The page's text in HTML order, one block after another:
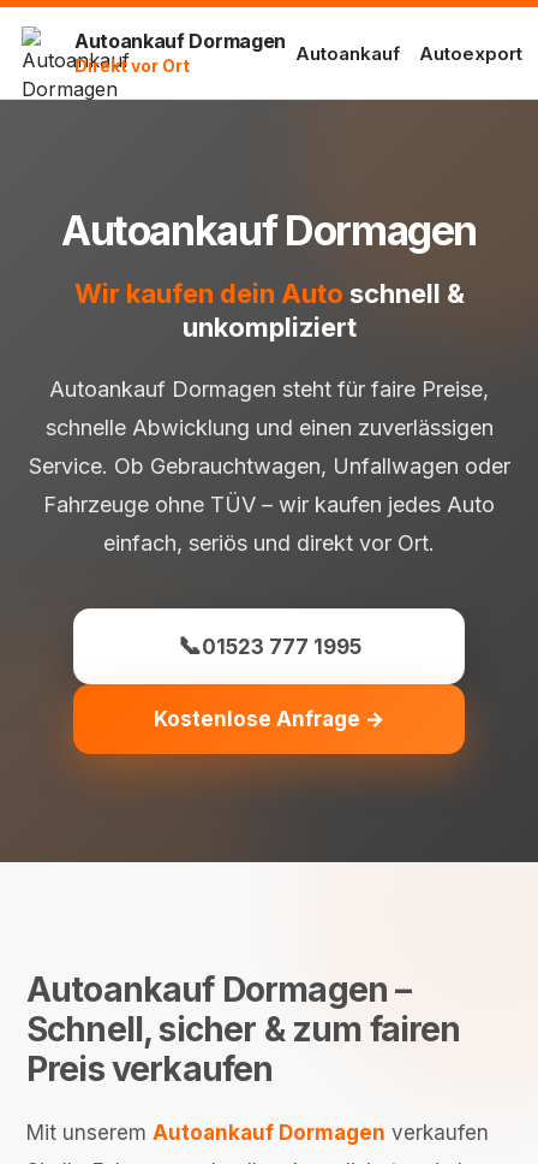
Autoankauf Dormagen
Direkt vor Ort
Autoankauf Autoexport
Autoankauf Dormagen
Wir kaufen dein Auto schnell &
unkompliziert
Autoankauf Dormagen steht für faire Preise,
schnelle Abwicklung und einen zuverlässigen
Service. Ob Gebrauchtwagen, Unfallwagen oder
Fahrzeuge ohne TÜV – wir kaufen jedes Auto
einfach, seriös und direkt vor Ort.
📞01523 777 1995
Kostenlose Anfrage →
Autoankauf Dormagen –
Schnell, sicher & zum fairen
Preis verkaufen
Mit unserem Autoankauf Dormagen verkaufen